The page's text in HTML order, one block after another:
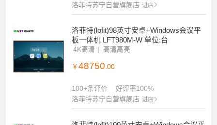
洛菲特苏宁自营旗舰店 进店
洛菲特(lofit)98英寸安卓+Windows会议平
板一体机 LFT980M-W 单位:台
4K高清 高清高亮
￥ 48750.00
100+条评价
好评率100%
洛菲特苏宁自营旗舰店 进店